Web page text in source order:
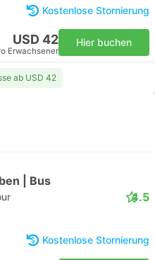
Kostenlose Stornierung
USD 42
Erwachsener
Hier buchen
ab USD 42
| Bus
4.5
Kostenlose Stornierung